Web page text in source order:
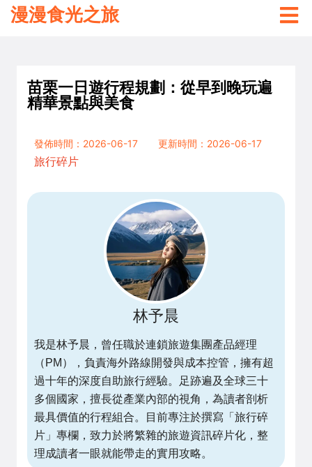
漫漫食光之旅
苗栗一日遊行程規劃：從早到晚玩遍
精華景點與美食
發佈時間：2026-06-17
更新時間：2026-06-17
旅行碎片
林予晨
我是林予晨，曾任職於連鎖旅遊集團產品經理
（PM），負責海外路線開發與成本控管，擁有超
過十年的深度自助旅行經驗。足跡遍及全球三十
多個國家，擅長從產業內部的視角，為讀者剖析
最具價值的行程組合。目前專注於撰寫「旅行碎
片」專欄，致力於將繁雜的旅遊資訊碎片化，整
理成讀者一眼就能帶走的實用攻略。